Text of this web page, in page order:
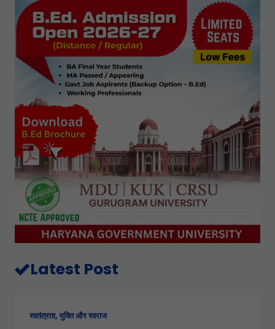
Latest Post
स्वतंत्रता, मुक्ति और स्वराज